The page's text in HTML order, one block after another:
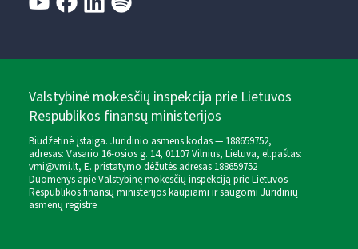
Valstybinė mokesčių inspekcija prie Lietuvos
Respublikos finansų ministerijos
Biudžetinė įstaiga. Juridinio asmens kodas — 188659752,
adresas: Vasario 16-osios g. 14, 01107 Vilnius, Lietuva, el.paštas:
vmi@vmi.lt, E. pristatymo dėžutės adresas 188659752
Duomenys apie Valstybinę mokesčių inspekciją prie Lietuvos
Respublikos finansų ministerijos kaupiami ir saugomi Juridinių
asmenų registre